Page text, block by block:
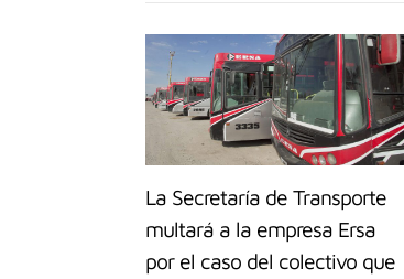
La Secretaría de Transporte
multará a la empresa Ersa
por el caso del colectivo que